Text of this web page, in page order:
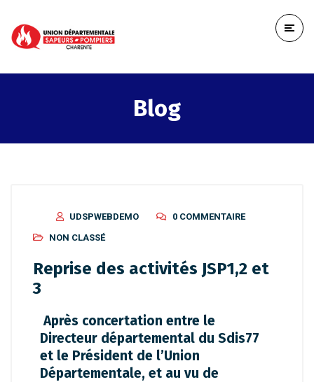
Blog
UDSPWEBDEMO
0 COMMENTAIRE
NON CLASSÉ
Reprise des activités JSP1,2 et
3
Après concertation entre le
Directeur départemental du Sdis77
et le Président de l’Union
Départementale, et au vu de